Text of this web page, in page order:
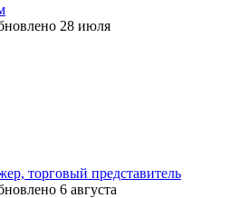
28 июля
торговый представитель
6 августа